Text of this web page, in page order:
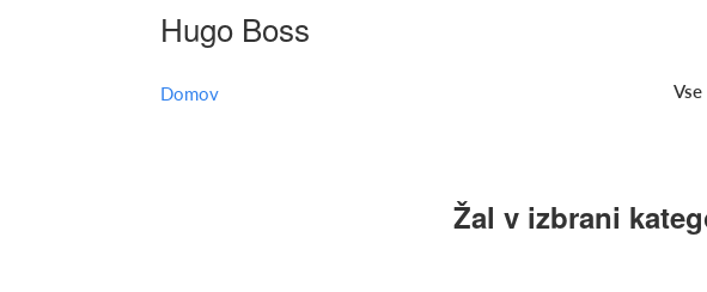
Hugo Boss
Domov Vse
Žal v izbrani